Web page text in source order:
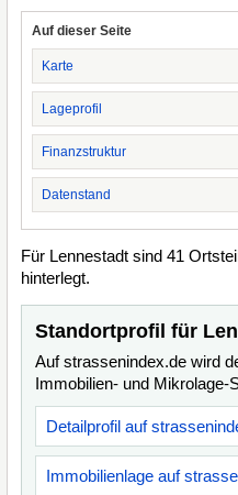
Auf dieser Seite
Karte
Lageprofil
Finanzstruktur
Datenstand
Für Lennestadt sind 41
hinterlegt.
Standortprofil für
Auf strassenindex.de wird
Immobilien- und Mikrolage-
Detailprofil auf
Immobilienlage auf